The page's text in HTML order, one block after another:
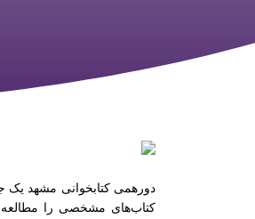
دورهمی کتابخوانی مشهد
کتاب‌های مشخصی را مطالعه